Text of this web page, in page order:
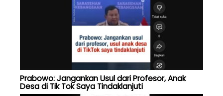
Prabowo: Jangankan Usul dari Profesor, Anak
Desa di Tik Tok Saya Tindaklanjuti